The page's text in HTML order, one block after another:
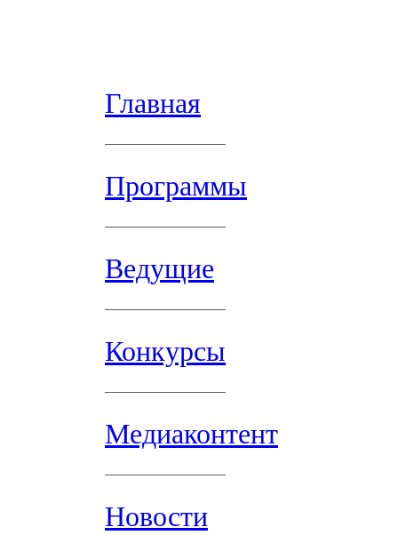
Главная
Программы
Ведущие
Конкурсы
Медиаконтент
Новости